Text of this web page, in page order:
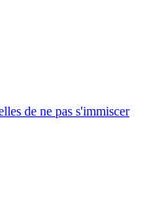
de ne pas s'immiscer